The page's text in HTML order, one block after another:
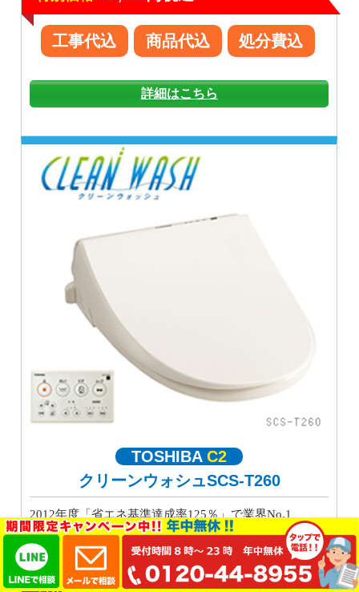
工事代込 商品代込 処分費込
詳細はこちら
TOSHIBAC2
クリーンウォシュSCS-T260
2012年度「省エネ基準達成率125％」で業界No.1、
2012年度 省エネ基準達成率 125% 1年間で電気代が約
3,498円もお得になります。
特別価格 45,000円税込